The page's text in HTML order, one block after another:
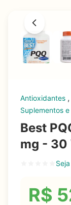
Antioxidantes ,
Suplementos
Best
mg - 30
R$